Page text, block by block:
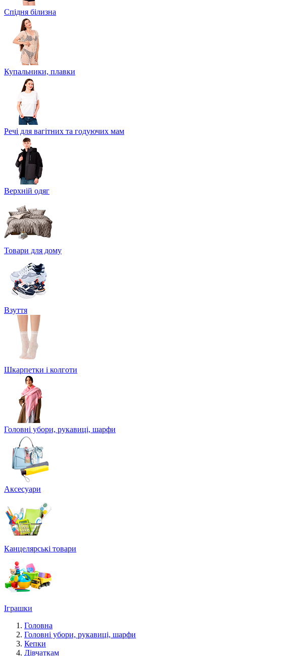
Спідня білизна
Купальники, плавки
Речі для вагітних та годуючих мам
Верхній одяг
Товари для дому
Взуття
Шкарпетки і колготи
Головні убори, рукавиці, шарфи
Аксесуари
Канцелярські товари
Іграшки
Головна
Головні убори, рукавиці, шарфи
Кепки
Дівчаткам